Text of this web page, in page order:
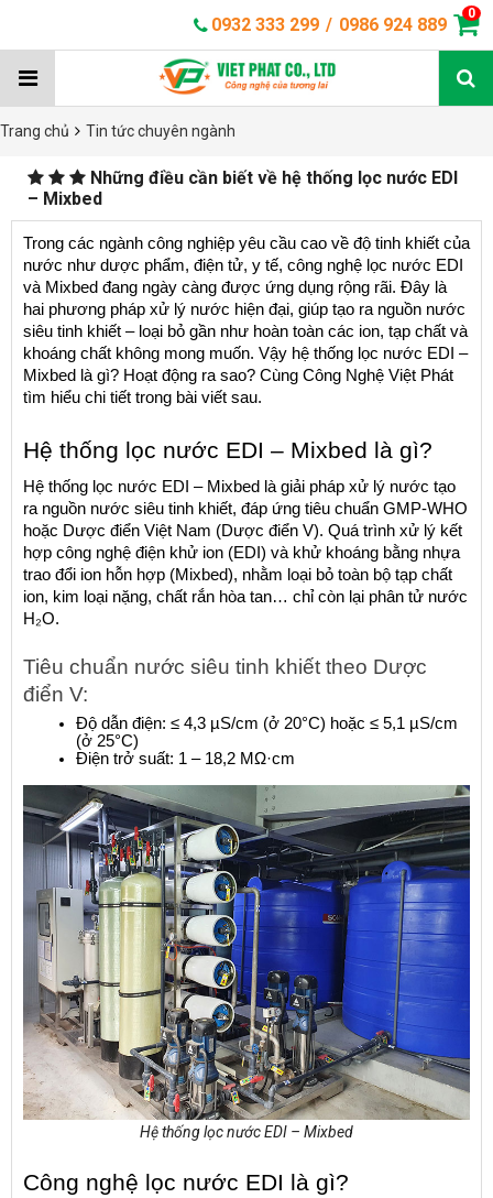
0932 333 299 / 0986 924 889
0
Trang chủ Tin tức chuyên ngành
Những điều cần biết về hệ thống lọc nước EDI
– Mixbed
Trong các ngành công nghiệp yêu cầu cao về độ tinh khiết của
nước như dược phẩm, điện tử, y tế, công nghệ lọc nước EDI
và Mixbed đang ngày càng được ứng dụng rộng rãi. Đây là
hai phương pháp xử lý nước hiện đại, giúp tạo ra nguồn nước
siêu tinh khiết – loại bỏ gần như hoàn toàn các ion, tạp chất và
khoáng chất không mong muốn. Vậy hệ thống lọc nước EDI –
Mixbed là gì? Hoạt động ra sao? Cùng Công Nghệ Việt Phát
tìm hiểu chi tiết trong bài viết sau.
Hệ thống lọc nước EDI – Mixbed là gì?
Hệ thống lọc nước EDI – Mixbed là giải pháp xử lý nước tạo
ra nguồn nước siêu tinh khiết, đáp ứng tiêu chuẩn GMP-WHO
hoặc Dược điển Việt Nam (Dược điển V). Quá trình xử lý kết
hợp công nghệ điện khử ion (EDI) và khử khoáng bằng nhựa
trao đổi ion hỗn hợp (Mixbed), nhằm loại bỏ toàn bộ tạp chất
ion, kim loại nặng, chất rắn hòa tan… chỉ còn lại phân tử nước
H₂O.
Tiêu chuẩn nước siêu tinh khiết theo Dược
điển V:
Độ dẫn điện: ≤ 4,3 µS/cm (ở 20°C) hoặc ≤ 5,1 µS/cm
(ở 25°C)
Điện trở suất: 1 – 18,2 MΩ·cm
Hệ thống lọc nước EDI – Mixbed
Công nghệ lọc nước EDI là gì?